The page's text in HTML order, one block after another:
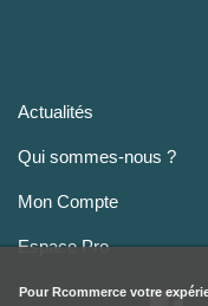
Actualités
Qui sommes-nous ?
Mon Compte
Espace Pro
Pour Rcommerce votre